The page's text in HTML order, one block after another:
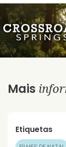
Mais
Etiquetas